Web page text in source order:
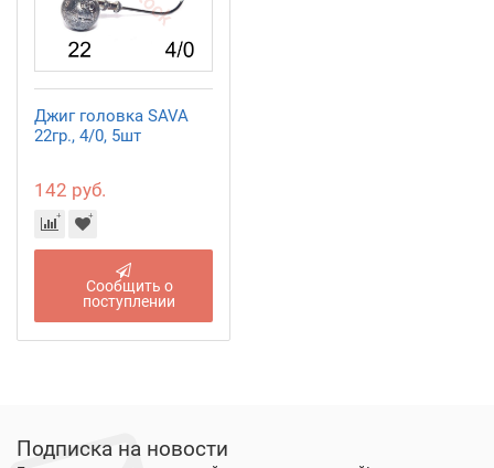
Джиг головка SAVA
22гр., 4/0, 5шт
142 руб.
Сообщить о
поступлении
Подписка на новости